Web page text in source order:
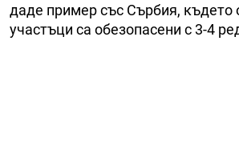
даде пример със Сърбия, където
участъци са обезопасени с 3-4